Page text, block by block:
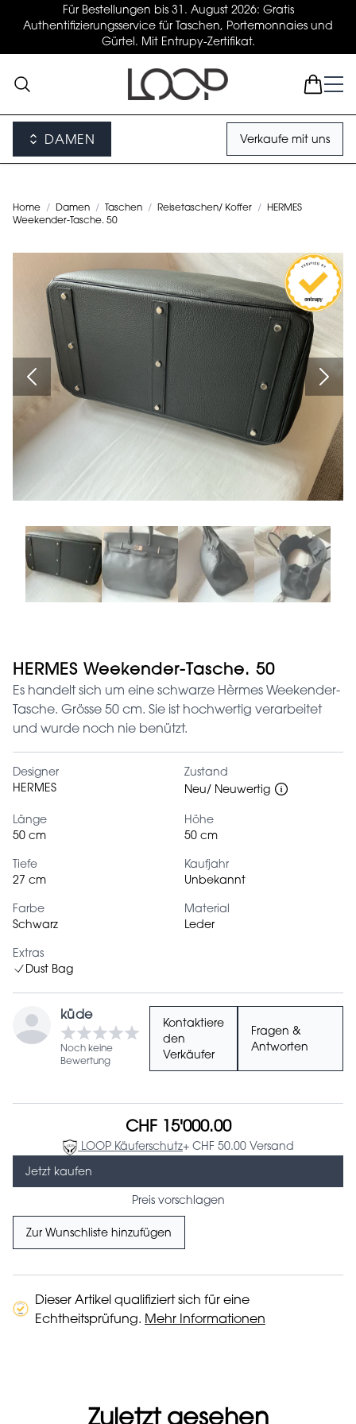
Für Bestellungen bis 31. August 2026: Gratis
Authentifizierungsservice für Taschen, Portemonnaies und
Gürtel. Mit Entrupy-Zertifikat.
DAMEN Verkaufe mit uns
Home / Damen / Taschen / Reisetaschen/ Koffer /
HERMES
Weekender-Tasche. 50
HERMES Weekender-Tasche. 50
Es handelt sich um eine schwarze Hèrmes Weekender-
Tasche. Grösse 50 cm. Sie ist hochwertig verarbeitet
und wurde noch nie benützt.
Designer
HERMES
Zustand
Neu/ Neuwertig
Länge
50 cm
Höhe
50 cm
Tiefe
27 cm
Kaufjahr
Unbekannt
Farbe
Schwarz
Material
Leder
Extras
Dust Bag
küde
Noch keine
Bewertung
Kontaktiere
den
Verkäufer
Fragen &
Antworten
CHF 15'000.00
LOOP Käuferschutz+ CHF 50.00 Versand
Jetzt kaufen
Preis vorschlagen
Zur Wunschliste hinzufügen
Dieser Artikel qualifiziert sich für eine
Echtheitsprüfung. Mehr Informationen